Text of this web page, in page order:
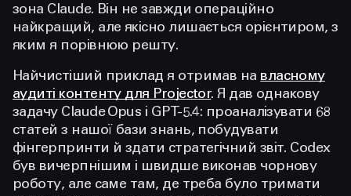
зона Claude. Він не завжди операційно
найкращий, але якісно лишається орієнтиром, з
яким я порівнюю решту.
Найчистіший приклад я отримав на власному
аудиті контенту для Projector. Я дав однакову
задачу Claude Opus і GPT-5.4: проаналізувати 68
статей з нашої бази знань, побудувати
фінгерпринти й здати стратегічний звіт. Codex
був вичерпнішим і швидше виконав чорнову
роботу, але саме там, де треба було тримати